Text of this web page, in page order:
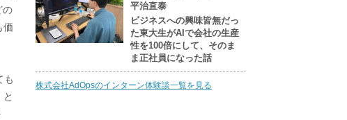
の
価
も
平治直泰
ビジネスへの興味皆無だっ
た東大生がAIで会社の生産
性を100倍にして、そのま
ま正社員になった話
株式会社AdOpsのインターン体験談一覧を見る